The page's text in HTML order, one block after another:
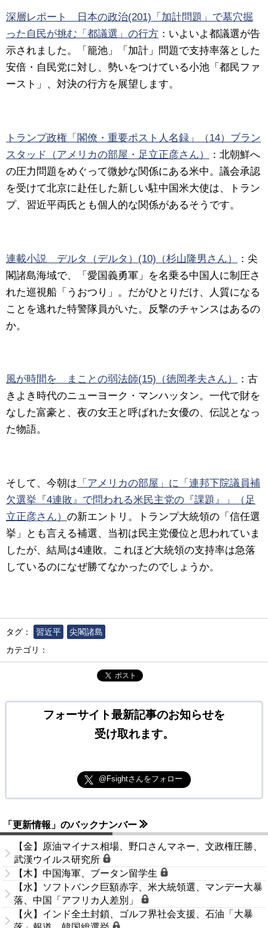
深層レポート 日本の政治(201)「加計問題」で墓穴掘
った自民が挑む「都議選」の行方 ： いよいよ都議選が告
示されました。「籠池」「加計」問題で支持率落とした
安倍・自民党に対し、勢いをつけている小池「都民ファ
ースト」、対決の行方を展望します。
トランプ政権「閣僚・重要ポスト人名録」（14）ブラン
スタッド（アメリカの部屋・足立正彦さん）
： 北朝鮮へ
の圧力問題をめぐって微妙な関係にある米中。議会承認
を受けて北京に赴任した新しい駐中国米大使は、トラン
プ、習近平両氏とも個人的な関係があるそうです。
連載小説 デルタ（デルタ）(10)（杉山隆男さん） ： 尖
閣諸島海域で、「愛国義勇軍」を名乗る中国人に制圧さ
れた巡視船「うおつり」。だがひとりだけ、人質になる
ことを逃れた特警隊員がいた。反撃のチャンスはあるの
か。
風が時間を まことの弱法師(15)（徳岡孝夫さん） ： 古
きよき時代のニューヨーク・マンハッタン。一代で財を
なした富豪と、夜の女王と呼ばれた女優の、伝説となっ
た物語。
そして、今朝は 「アメリカの部屋」に「連邦下院議員補
欠選挙『4連敗』で問われる米民主党の『課題』」（足
立正彦さん） の新エントリ。
トランプ大統領の「信任選
挙」とも言える補選、当初は民主党優位と思われていま
したが、結局は4連敗。これほど大統領の支持率は急落
しているのになぜ勝てなかったのでしょうか。
タグ： 習近平
尖閣諸島
カテゴリ：
ポスト
フォーサイト最新記事のお知らせを
受け取れます。
@Fsightさんをフォロー
「更新情報」のバックナンバー
【金】原油マイナス相場、野口さんマネー、文政権圧勝、
武漢ウイルス研究所
【木】中国海軍、ブータン留学生
【水】ソフトバンク巨額赤字、米大統領選、マンデー大暴
落、中国「アフリカ人差別」
【火】インド全土封鎖、ゴルフ界社会支援、石油「大暴